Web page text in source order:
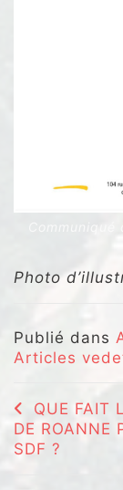
Photo
Publié dans
Articles
Navigation
de
QUE FAIT
DE ROANNE
SDF ?